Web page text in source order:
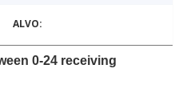
0-24 receiving